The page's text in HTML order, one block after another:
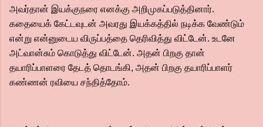
அவர்தான் இயக்குநரை எனக்கு அறிமுகப்படுத்தினார்.
கதையைக் கேட்டவுடன் அவரது இயக்கத்தில் நடிக்க வேண்டும்
என்று என்னுடைய விருப்பத்தை தெரிவித்து விட்டேன். உடனே
அட்வான்சும் கொடுத்து விட்டேன். அதன் பிறகு தான்
தயாரிப்பாளரை தேடத் தொடங்கி, அதன் பிறகு தயாரிப்பாளர்
கண்ணன் ரவியை சந்தித்தோம்.